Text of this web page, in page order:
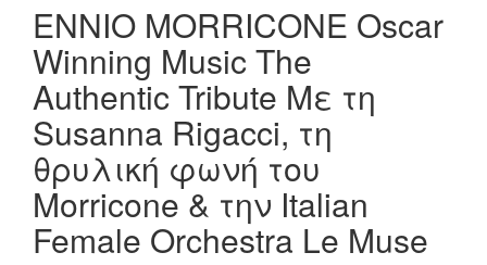
ENNIO MORRICONE Oscar
Winning Music The
Authentic Tribute Με τη
Susanna Rigacci, τη
θρυλική φωνή του
Morricone & την Italian
Female Orchestra Le Muse